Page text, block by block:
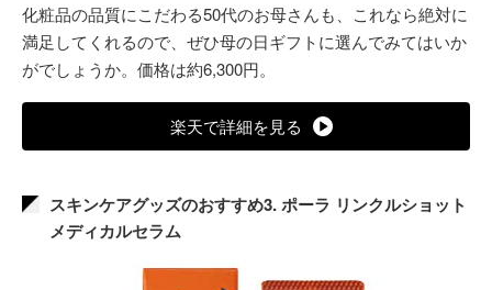
化粧品の品質にこだわる50代のお母さんも、これなら絶対に
満足してくれるので、ぜひ母の日ギフトに選んでみてはいか
がでしょうか。価格は約6,300円。
楽天で詳細を見る
スキンケアグッズのおすすめ3. ポーラ リンクルショット
メディカルセラム